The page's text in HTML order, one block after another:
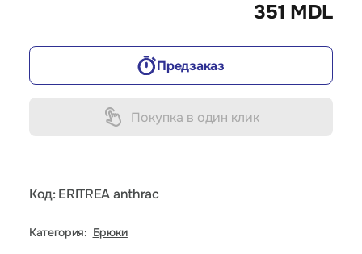
351 MDL
Предзаказ
Покупка в один клик
Код: ERITREA anthrac
Категория: Брюки